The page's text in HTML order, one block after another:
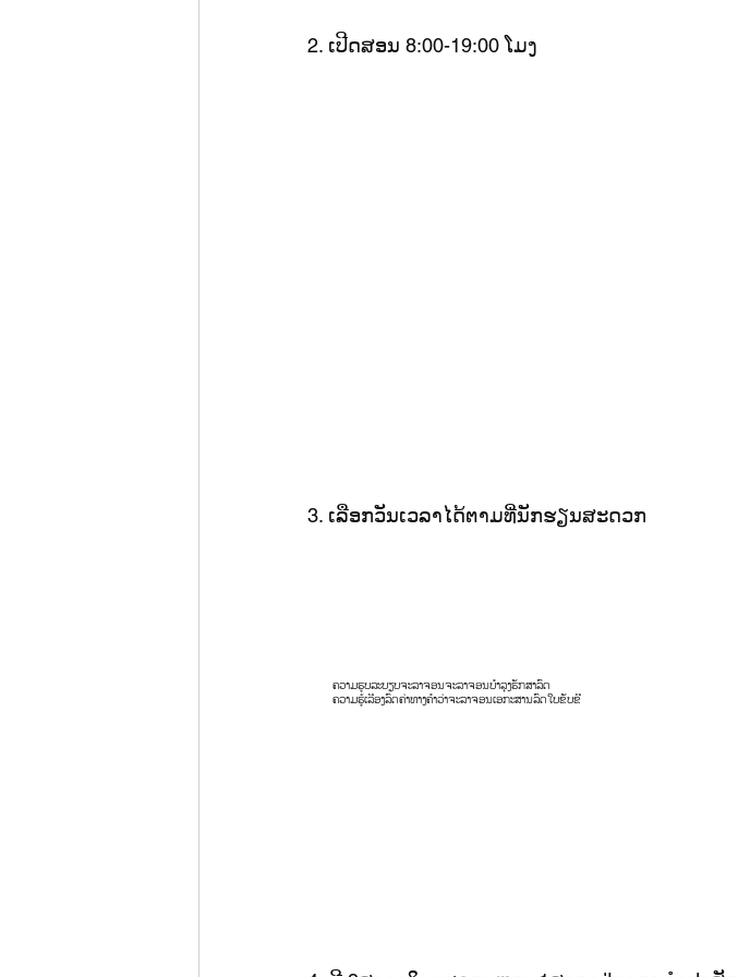
2. ເປີດສອນ 8:00-19:00 ໂມງ
3. ເລືອກວັນເວລາໄດ້ຕາມທີ່ນັກຮຽນສະດວກ
ຄວາມຮູບລະບຽບຈະລາຈອນຈະລາຈອນບໍາລຸງຮັກສາລົດ
ຄວາມຮູ້ເລື່ອງລົດຄ່າທາງຄໍາວ່າຈະລາຈອນເອກະສານລົດໃບຂັບຂີ່